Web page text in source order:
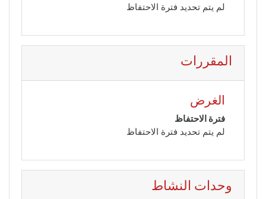
لم يتم تحديد فترة الاحتفاظ
المقررات
الغرض
فترة الاحتفاظ
لم يتم تحديد فترة الاحتفاظ
وحدات النشاط